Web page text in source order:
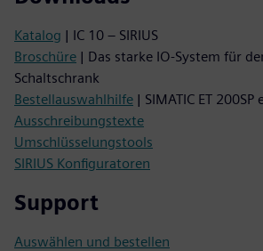
Katalog | IC 10 – SIRIUS
Broschüre | Das starke IO-System für
Schaltschrank
Bestellauswahlhilfe | SIMATIC ET 200SP
Ausschreibungstexte
Umschlüsselungstools
SIRIUS Konfiguratoren
Support
Auswählen und bestellen